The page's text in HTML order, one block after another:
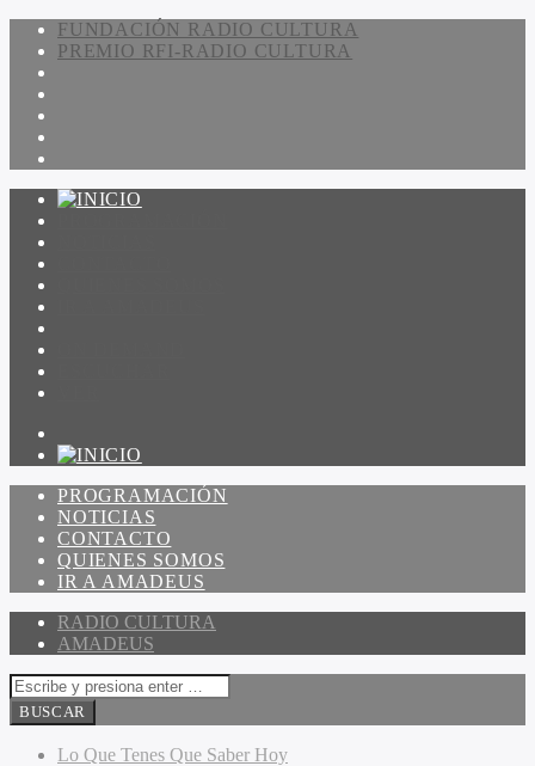
FUNDACIÓN RADIO CULTURA
PREMIO RFI-RADIO CULTURA
PROGRAMACIÓN
NOTICIAS
CONTACTO
QUIENES SOMOS
IR A AMADEUS
RADIO CULTURA
AMADEUS
Lo Que Tenes Que Saber Hoy